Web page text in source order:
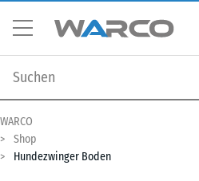
WARCO
Shop
Hundezwinger Boden